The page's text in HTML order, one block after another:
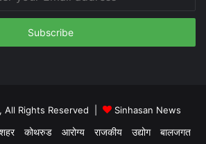
Rights Reserved | Sinhasan News
कोथरुड आरोग्य राजकीय उद्योग बालजगत